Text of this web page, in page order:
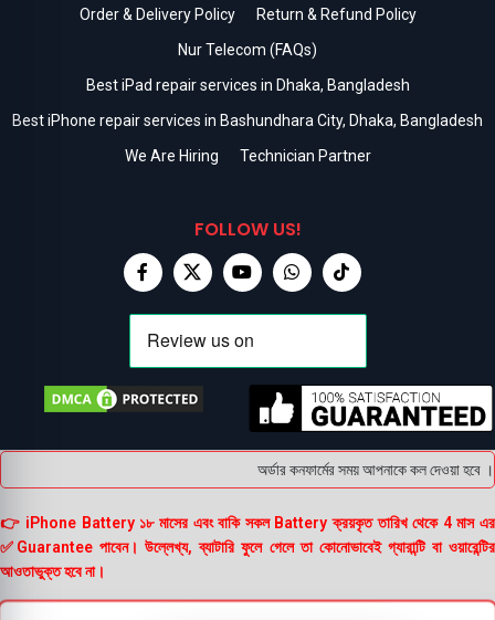
Order & Delivery Policy
Return & Refund Policy
Nur Telecom (FAQs)
Best iPad repair services in Dhaka, Bangladesh
Best iPhone repair services in Bashundhara City, Dhaka, Bangladesh
We Are Hiring
Technician Partner
FOLLOW US!
অর্ডার কনফার্মের সময় আপনাকে কল দেওয়া
👉 iPhone Battery ১৮ মাসের এবং বাকি সকল Battery ক্রয়কৃত তারিখ থেকে 4 মাস এর
✅Guarantee পাবেন। উল্লেখ্য, ব্যাটারি ফুলে গেলে তা কোনোভাবেই গ্যারান্টি বা ওয়ারেন্টির
আওতাভুক্ত হবে না।